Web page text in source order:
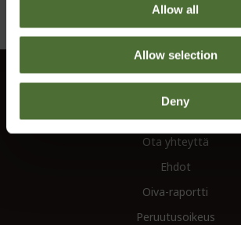
Allow all
Allow selection
Deny
asiakaspalvelu@fi.neolife.com.
Asiakaspalvelu
Tietoa
Ota yhteyttä
Ehdot
Oiva-raportti
Peruutusoikeus